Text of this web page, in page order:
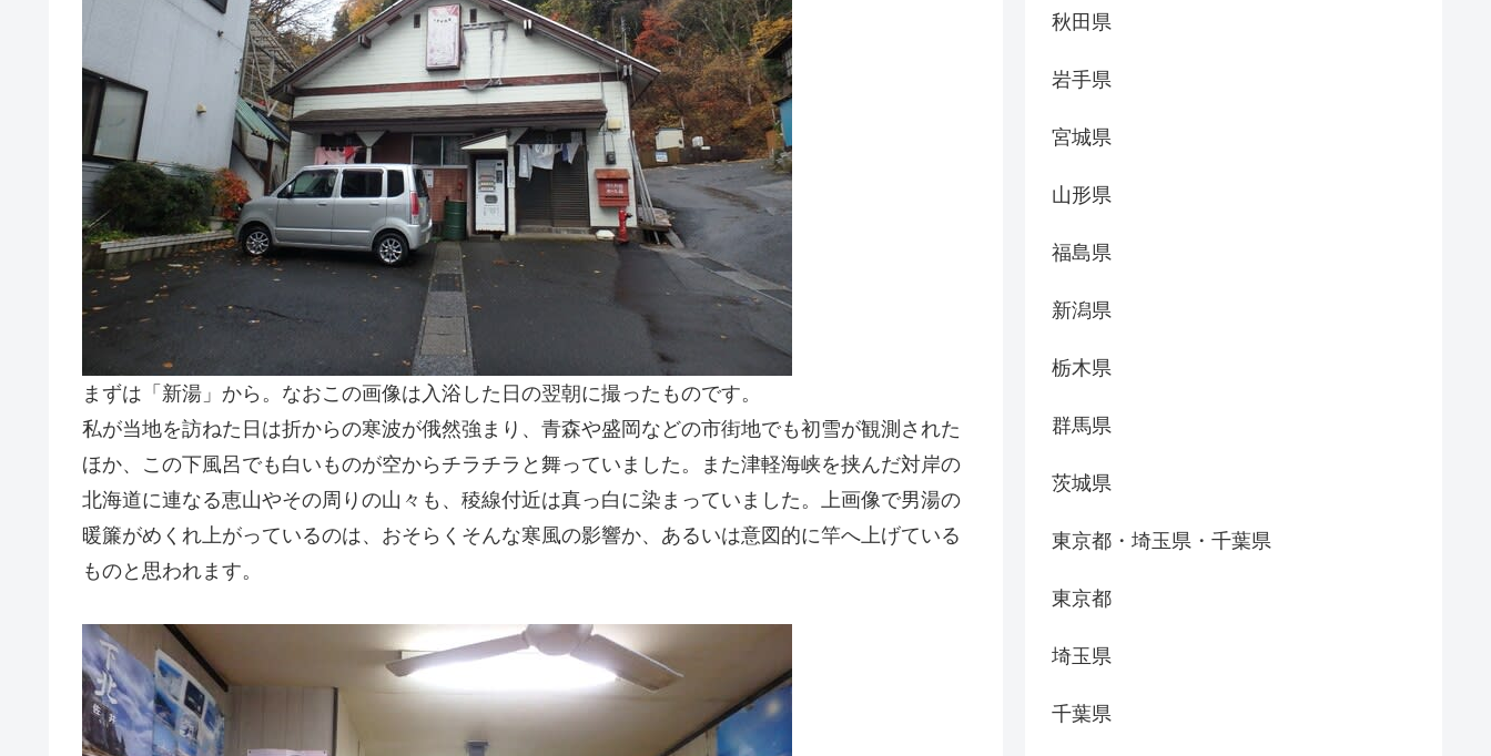
まずは「新湯」から。なおこの画像は入浴した日の翌朝に撮ったものです。
私が当地を訪ねた日は折からの寒波が俄然強まり、青森や盛岡などの市街地でも初雪が観測された
ほか、この下風呂でも白いものが空からチラチラと舞っていました。また津軽海峡を挟んだ対岸の
北海道に連なる恵山やその周りの山々も、稜線付近は真っ白に染まっていました。上画像で男湯の
暖簾がめくれ上がっているのは、おそらくそんな寒風の影響か、あるいは意図的に竿へ上げている
ものと思われます。
秋田県
岩手県
宮城県
山形県
福島県
新潟県
栃木県
群馬県
茨城県
東京都・埼玉県・千葉県
東京都
埼玉県
千葉県